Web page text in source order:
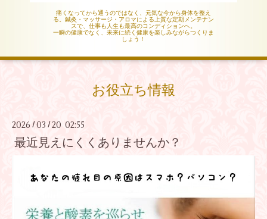
痛くなってから通うのではなく、元気な今から身体を整え
る。鍼灸・マッサージ・アロマによる上質な定期メンテナン
スで、仕事も人生も最高のコンディションへ。
一瞬の健康でなく、未来に続く健康を楽しみながらつくりま
しょう！
お役立ち情報
2026 /03 /20 02:55
最近見えにくくありませんか？